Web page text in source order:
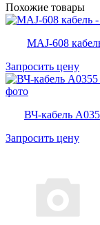
Похожие товары
MAJ-608
Запросить цену
ВЧ-кабель
Запросить цену